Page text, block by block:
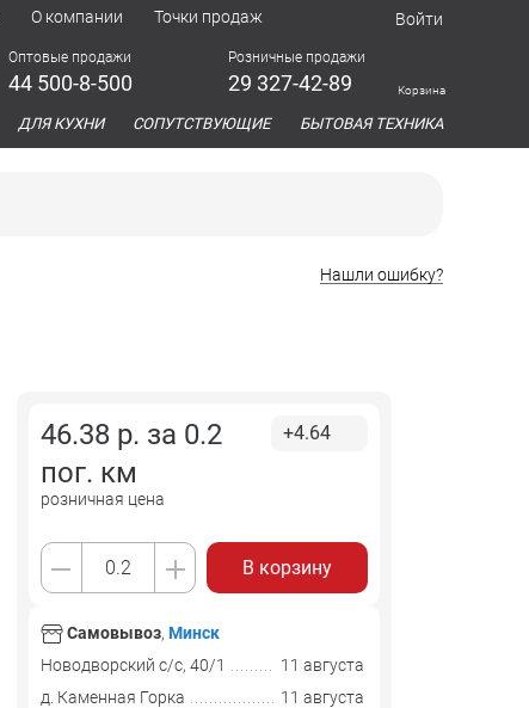
О компании Точки продаж Войти
Оптовые продажи
44 500-8-500
Розничные продажи
29 327-42-89 Корзина
ДЛЯ КУХНИ СОПУТСТВУЮЩИЕ БЫТОВАЯ ТЕХНИКА
Нашли ошибку?
46.38 р. за 0.2
пог. км
розничная цена
+4.64
В корзину
Самовывоз, Минск
Новодворский с/с, 40/1
11 августа
д. Каменная Горка
11 августа